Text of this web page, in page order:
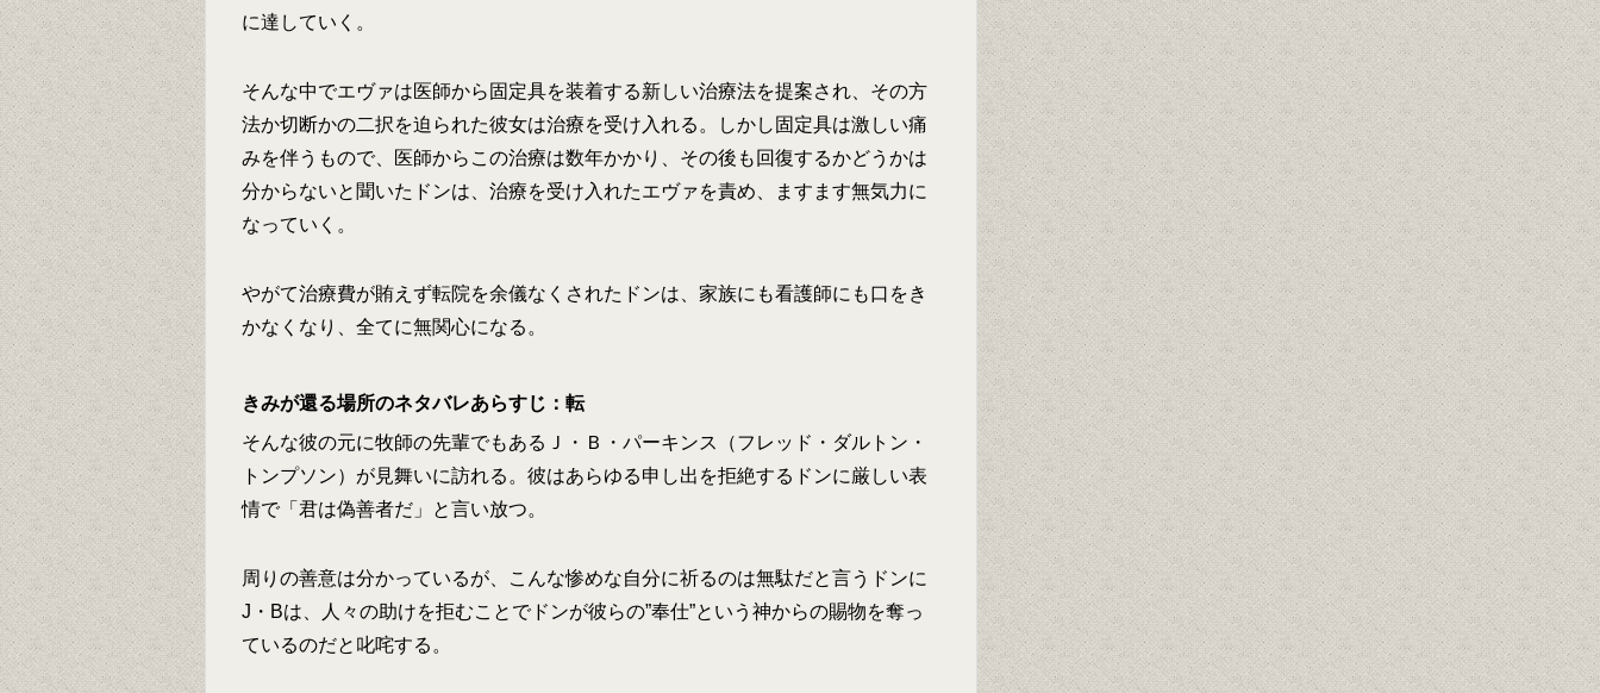
に達していく。
そんな中でエヴァは医師から固定具を装着する新しい治療法を提案され、その方
法か切断かの二択を迫られた彼女は治療を受け入れる。しかし固定具は激しい痛
みを伴うもので、医師からこの治療は数年かかり、その後も回復するかどうかは
分からないと聞いたドンは、治療を受け入れたエヴァを責め、ますます無気力に
なっていく。
やがて治療費が賄えず転院を余儀なくされたドンは、家族にも看護師にも口をき
かなくなり、全てに無関心になる。
きみが還る場所のネタバレあらすじ：転
そんな彼の元に牧師の先輩でもあるＪ・Ｂ・パーキンス（フレッド・ダルトン・
トンプソン）が見舞いに訪れる。彼はあらゆる申し出を拒絶するドンに厳しい表
情で「君は偽善者だ」と言い放つ。
周りの善意は分かっているが、こんな惨めな自分に祈るのは無駄だと言うドンに
J・Bは、人々の助けを拒むことでドンが彼らの”奉仕”という神からの賜物を奪っ
ているのだと叱咤する。